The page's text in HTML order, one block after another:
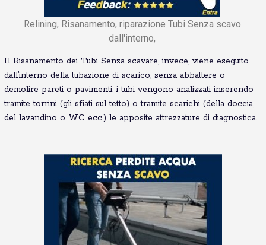
Relining, Risanamento, riparazione Tubi Senza scavo
dall'interno,
Il Risanamento dei Tubi Senza scavare, invece, viene eseguito
dall’interno della tubazione di scarico, senza abbattere o
demolire pareti o pavimenti: i tubi vengono analizzati inserendo
tramite torrini (gli sfiati sul tetto) o tramite scarichi (della doccia,
del lavandino o WC ecc.) le apposite attrezzature di diagnostica.